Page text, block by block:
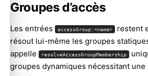
Groupes d’accès
Les entrées accessGroup:<name> restent
résout lui-même les groupes
appelle
resolveAccessGroupMembership
groupes dynamiques nécessitant